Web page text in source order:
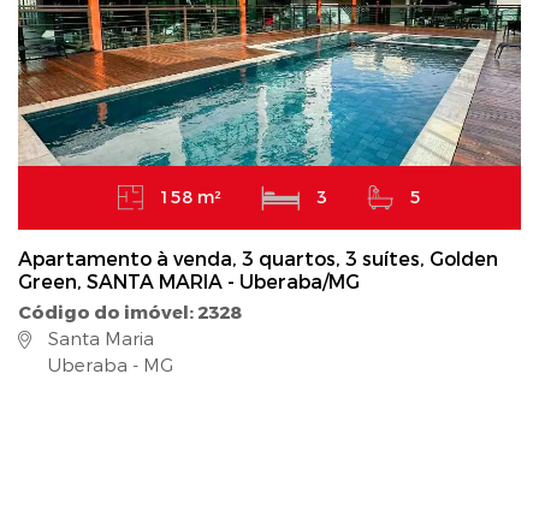
158 m² 3 5
Apartamento à venda, 3 quartos, 3 suítes, Golden
Green, SANTA MARIA - Uberaba/MG
Código do imóvel: 2328
Santa Maria
Uberaba - MG